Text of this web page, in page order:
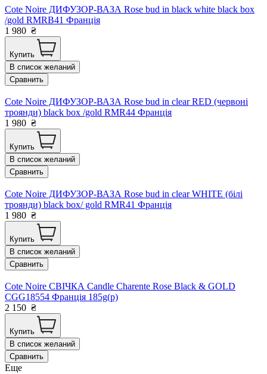
Cote Noire ДИФУЗОР-ВАЗА Rose bud in black white black box
/gold RMRB41 Франція
1 980 ₴
Купить
В список желаний
Сравнить
Cote Noire ДИФУЗОР-ВАЗА Rose bud in clear RED (червоні
троянди) black box /gold RMR44 Франція
1 980 ₴
Купить
В список желаний
Сравнить
Cote Noire ДИФУЗОР-ВАЗА Rose bud in clear WHITE (білі
троянди) black box/ gold RMR41 Франція
1 980 ₴
Купить
В список желаний
Сравнить
Cote Noire СВІЧКА Candle Charente Rose Black & GOLD
CGG18554 Франція 185g(р)
2 150 ₴
Купить
В список желаний
Сравнить
Еще